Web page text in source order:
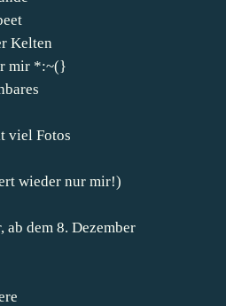
Kelten
mir *:~(}
viel Fotos
wieder nur mir!)
ab dem 8. Dezember